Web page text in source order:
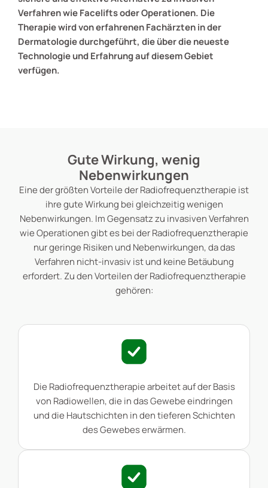
Verfahren wie Facelifts oder Operationen. Die
Therapie wird von erfahrenen Fachärzten in der
Dermatologie durchgeführt, die über die neueste
Technologie und Erfahrung auf diesem Gebiet
verfügen.
Gute Wirkung, wenig
Nebenwirkungen
Eine der größten Vorteile der Radiofrequenztherapie ist
ihre gute Wirkung bei gleichzeitig wenigen
Nebenwirkungen. Im Gegensatz zu invasiven Verfahren
wie Operationen gibt es bei der Radiofrequenztherapie
nur geringe Risiken und Nebenwirkungen, da das
Verfahren nicht-invasiv ist und keine Betäubung
erfordert. Zu den Vorteilen der Radiofrequenztherapie
gehören:
Die Radiofrequenztherapie arbeitet auf der Basis
von Radiowellen, die in das Gewebe eindringen
und die Hautschichten in den tieferen Schichten
des Gewebes erwärmen.